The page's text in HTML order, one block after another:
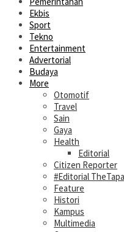
Ekbis
Sport
Tekno
Entertainment
Advertorial
Budaya
More
Otomotif
Travel
Sain
Gaya
Health
Editorial
Citizen Reporter
#Editorial
Feature
Histori
Kampus
Multimedia